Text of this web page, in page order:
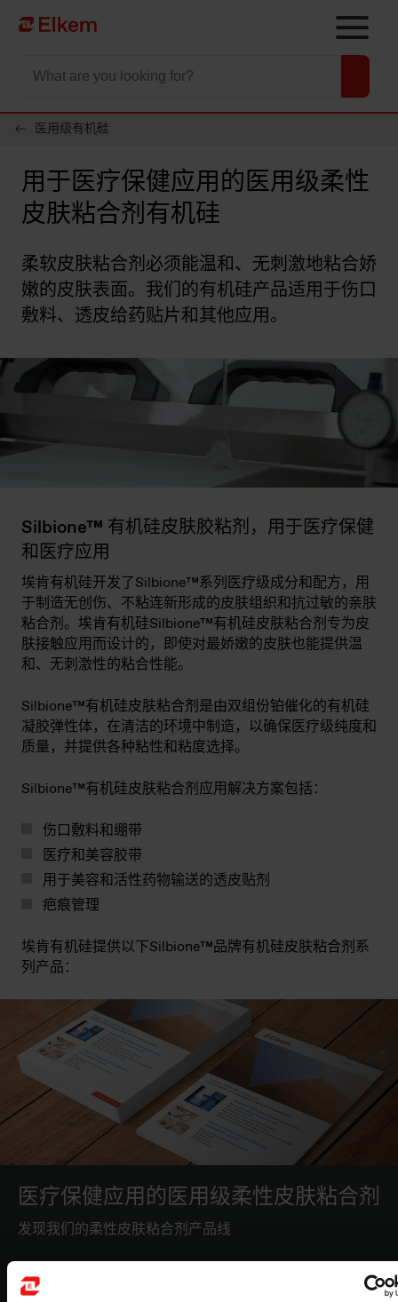
Skip to main content
To start page
医用级有机硅
用于医疗保健应用的医用级柔性
皮肤粘合剂有机硅
柔软皮肤粘合剂必须能温和、无刺激地粘合娇
嫩的皮肤表面。我们的有机硅产品适用于伤口
敷料、透皮给药贴片和其他应用。
Silbione™ 有机硅皮肤胶粘剂，用于医疗保健
和医疗应用
埃肯有机硅开发了Silbione™系列医疗级成分和配方，用
于制造无创伤、不粘连新形成的皮肤组织和抗过敏的亲肤
粘合剂。埃肯有机硅Silbione™有机硅皮肤粘合剂专为皮
肤接触应用而设计的，即使对最娇嫩的皮肤也能提供温
和、无刺激性的粘合性能。
Silbione™有机硅皮肤粘合剂是由双组份铂催化的有机硅
凝胶弹性体，在清洁的环境中制造，以确保医疗级纯度和
质量，并提供各种粘性和粘度选择。
Silbione™有机硅皮肤粘合剂应用解决方案包括：
伤口敷料和绷带
医疗和美容胶带
用于美容和活性药物输送的透皮贴剂
疤痕管理
埃肯有机硅提供以下Silbione™品牌有机硅皮肤粘合剂系
列产品：
医疗保健应用的医用级柔性皮肤粘合剂
发现我们的柔性皮肤粘合剂产品线